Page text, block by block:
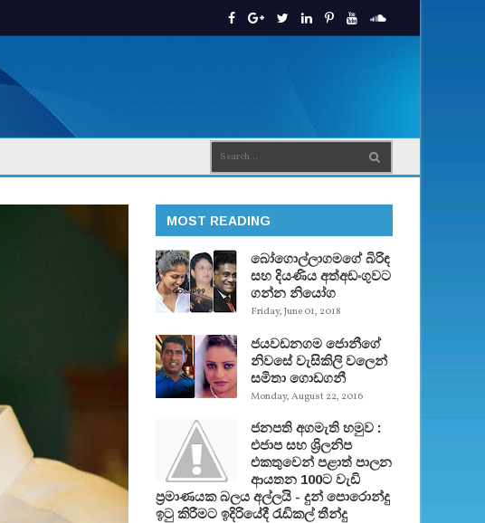
MOST READING
බෝගොල්ලාගමගේ බිරිඳ
සහ දියණිය අත්අඩංගුවට
ගන්න නියෝග
Friday, June 01, 2018
ජයවඩනගම ජොනීගේ
නිවසේ වැසිකිලි වලෙන්
සමිතා ගොඩගනී
Monday, August 22, 2016
ජනපති අගමැති හමුව :
එජාප සහ ශ්‍රිලනිප
එකතුවෙන් පළාත් පාලන
ආයතන 100ට වැඩි
ප්‍රමාණයක බලය අල්ලයි - දුන් පොරොන්දු
ඉටු කිරීමට ඉදිරියේදී රැඩිකල් තීන්දු